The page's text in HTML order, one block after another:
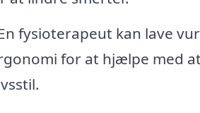
fysioterapeut kan lave
for at hjælpe med